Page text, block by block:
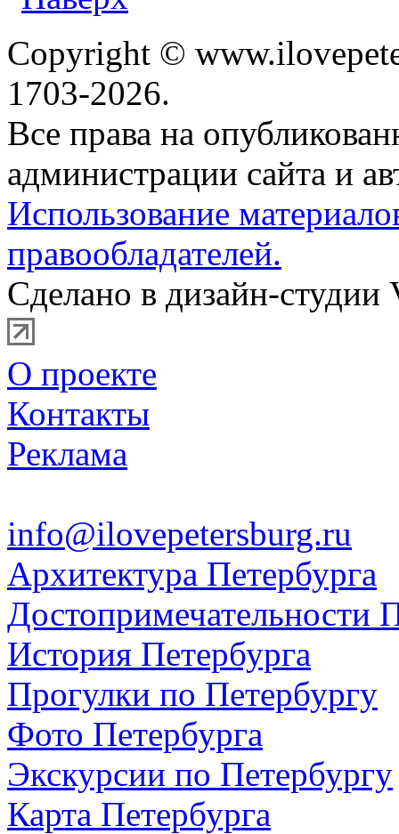
Copyright ©
1703-2026.
Все права на
администрации сайта и
Использование
правообладателей.
Сделано в дизайн-студии
О проекте
Контакты
Реклама
info@ilovepetersburg.ru
Архитектура Петербурга
Достопримечательности
История Петербурга
Прогулки по Петербургу
Фото Петербурга
Экскурсии по Петербургу
Карта Петербурга